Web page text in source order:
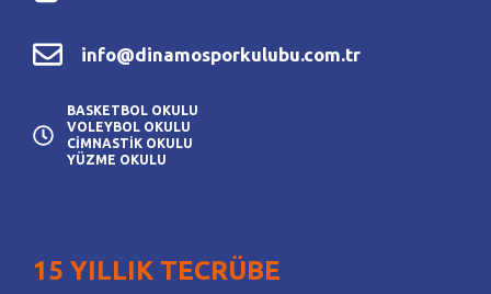
info@dinamosporkulubu.com.tr
BASKETBOL OKULU
VOLEYBOL OKULU
CİMNASTİK OKULU
YÜZME OKULU
15 YILLIK TECRÜBE